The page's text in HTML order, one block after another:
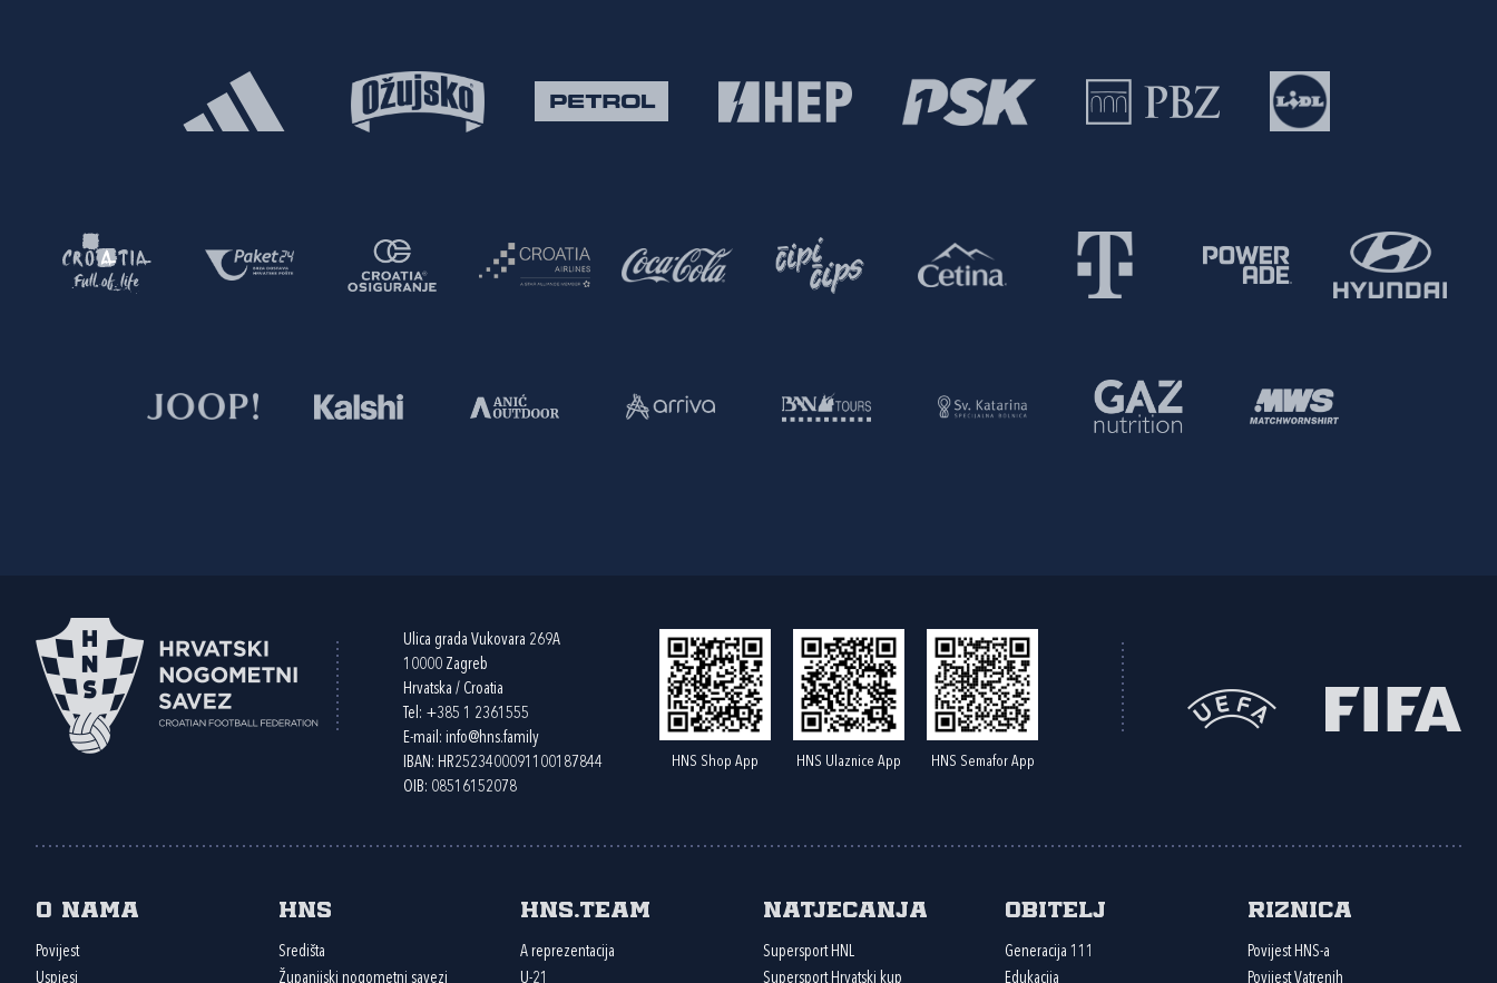
Ulica grada Vukovara 269A
10000 Zagreb
Hrvatska / Croatia
Tel: +385 1 2361555
E-mail: info@hns.family
IBAN: HR2523400091100187844
OIB: 08516152078
HNS Shop App HNS Ulaznice App HNS Semafor App
O nama
Povijest
Uspjesi
HNS
Središta
Županijski nogometni savezi
HNS.team
A reprezentacija
U-21
Natjecanja
Supersport HNL
Supersport Hrvatski kup
Obitelj
Generacija 111
Edukacija
Riznica
Povijest HNS-a
Povijest Vatrenih